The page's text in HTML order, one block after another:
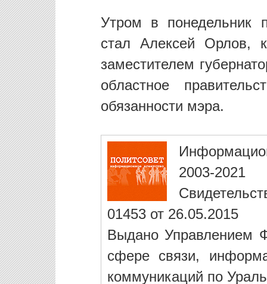
Утром в понедельник
стал Алексей Орлов,
заместителем
областное
обязанности мэра.
2003-2021
01453 от 26.05.2015
Выдано Управлением
сфере связи,
коммуникаций по